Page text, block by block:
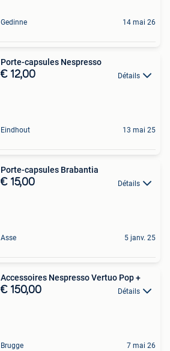
Gedinne 14 mai 26
Porte-capsules Nespresso
€ 12,00 Détails
Eindhout 13 mai 25
Porte-capsules Brabantia
€ 15,00 Détails
Asse 5 janv. 25
Accessoires Nespresso Vertuo Pop +
€ 150,00 Détails
Brugge 7 mai 26